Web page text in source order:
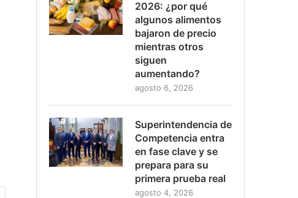
2026: ¿por qué
algunos alimentos
bajaron de precio
mientras otros
siguen
aumentando?
agosto 6, 2026
Superintendencia de
Competencia entra
en fase clave y se
prepara para su
primera prueba real
agosto 4, 2026